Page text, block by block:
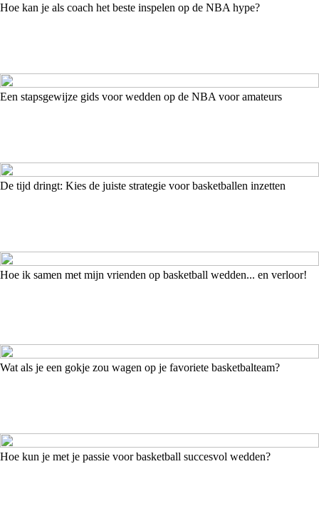
Hoe kan je als coach het beste inspelen op de NBA hype?
Een stapsgewijze gids voor wedden op de NBA voor amateurs
De tijd dringt: Kies de juiste strategie voor basketballen inzetten
Hoe ik samen met mijn vrienden op basketball wedden... en verloor!
Wat als je een gokje zou wagen op je favoriete basketbalteam?
Hoe kun je met je passie voor basketball succesvol wedden?